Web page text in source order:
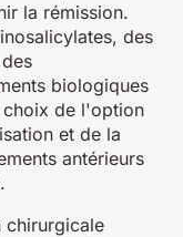
la rémission.
des
biologiques
choix de l'option
et de la
antérieurs
chirurgicale